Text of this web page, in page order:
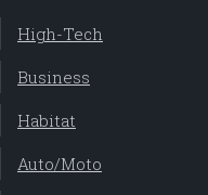
High-Tech
Business
Habitat
Auto/Moto